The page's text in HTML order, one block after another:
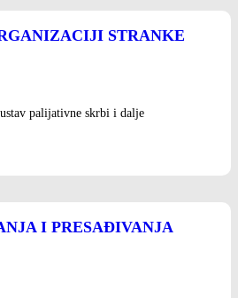
STRANKE
palijativne skrbi i dalje
I PRESAĐIVANJA